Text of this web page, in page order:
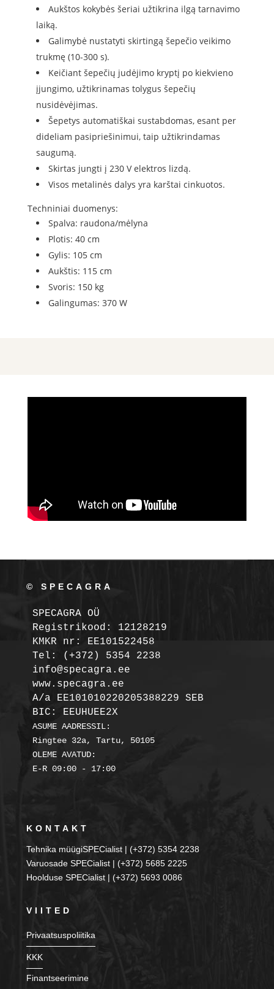
Aukštos kokybės šeriai užtikrina ilgą tarnavimo
laiką.
Galimybė nustatyti skirtingą šepečio veikimo
trukmę (10-300 s).
Keičiant šepečių judėjimo kryptį po kiekvieno
įjungimo, užtikrinamas tolygus šepečių
nusidėvėjimas.
Šepetys automatiškai sustabdomas, esant per
dideliam pasipriešinimui, taip užtikrindamas
saugumą.
Skirtas jungti į 230 V elektros lizdą.
Visos metalinės dalys yra karštai cinkuotos.
Techniniai duomenys:
Spalva: raudona/mėlyna
Plotis: 40 cm
Gylis: 105 cm
Aukštis: 115 cm
Svoris: 150 kg
Galingumas: 370 W
© SPECAGRA
SPECAGRA OÜ
Registrikood: 12128219
KMKR nr: EE101522458
Tel: (+372) 5354 2238
info@specagra.ee
A/a EE101010220205388229 SEB
BIC: EEUHUEE2X
ASUME AADRESSIL:
Ringtee 32a, Tartu, 50105
OLEME AVATUD:
E-R 09:00 - 17:00
KONTAKT
Tehnika müügiSPECialist | (+372) 5354 2238
Varuosade SPECialist | (+372) 5685 2225
Hoolduse SPECialist | (+372) 5693 0086
VIITED
Privaatsuspoliitika
KKK
Finantseerimine